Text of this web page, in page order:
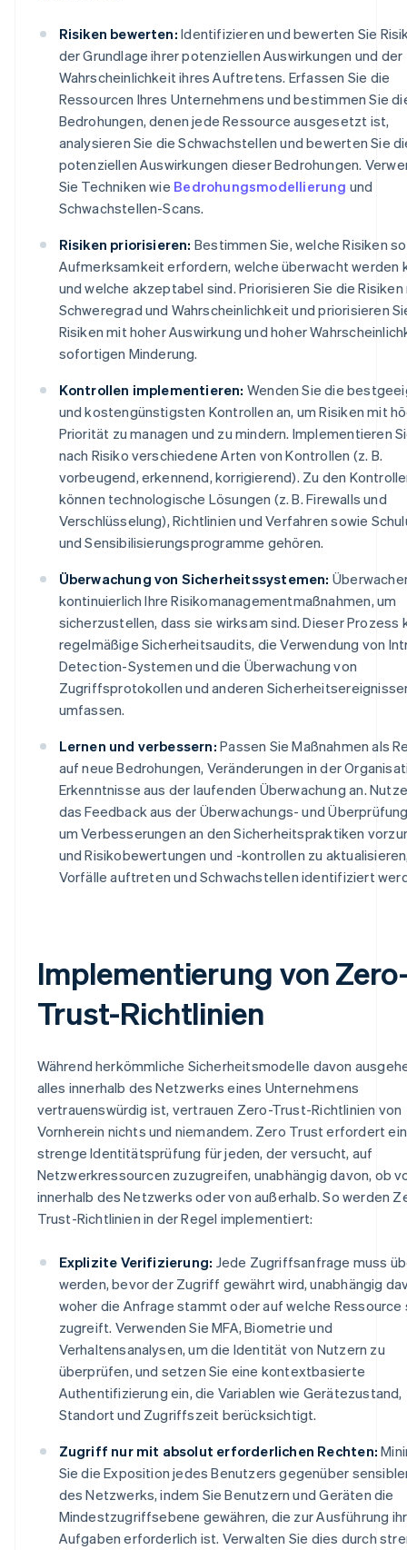
Risiken bewerten: Identifizieren und bewerten Sie
der Grundlage ihrer potenziellen Auswirkungen und der
Wahrscheinlichkeit ihres Auftretens. Erfassen Sie die
Ressourcen Ihres Unternehmens und bestimmen Sie
Bedrohungen, denen jede Ressource ausgesetzt ist,
analysieren Sie die Schwachstellen und bewerten Sie
potenziellen Auswirkungen dieser Bedrohungen.
Sie Techniken wie Bedrohungsmodellierung und
Schwachstellen-Scans.
Risiken priorisieren: Bestimmen Sie, welche Risiken
Aufmerksamkeit erfordern, welche überwacht werden
und welche akzeptabel sind. Priorisieren Sie die Risiken
Schweregrad und Wahrscheinlichkeit und priorisieren
Risiken mit hoher Auswirkung und hoher
sofortigen Minderung.
Kontrollen implementieren: Wenden Sie die
und kostengünstigsten Kontrollen an, um Risiken mit
Priorität zu managen und zu mindern. Implementieren
nach Risiko verschiedene Arten von Kontrollen (z. B.
vorbeugend, erkennend, korrigierend). Zu den
können technologische Lösungen (z. B. Firewalls und
Verschlüsselung), Richtlinien und Verfahren sowie
und Sensibilisierungsprogramme gehören.
Überwachung von Sicherheitssystemen:
kontinuierlich Ihre Risikomanagementmaßnahmen, um
sicherzustellen, dass sie wirksam sind. Dieser Prozess
regelmäßige Sicherheitsaudits, die Verwendung von
Detection-Systemen und die Überwachung von
Zugriffsprotokollen und anderen
umfassen.
Lernen und verbessern: Passen Sie Maßnahmen als
auf neue Bedrohungen, Veränderungen in der
Erkenntnisse aus der laufenden Überwachung an.
das Feedback aus der Überwachungs- und
um Verbesserungen an den Sicherheitspraktiken
und Risikobewertungen und -kontrollen zu
Vorfälle auftreten und Schwachstellen identifiziert
Implementierung von
Trust-Richtlinien
Während herkömmliche Sicherheitsmodelle davon
alles innerhalb des Netzwerks eines Unternehmens
vertrauenswürdig ist, vertrauen Zero-Trust-Richtlinien von
Vornherein nichts und niemandem. Zero Trust erfordert
strenge Identitätsprüfung für jeden, der versucht, auf
Netzwerkressourcen zuzugreifen, unabhängig davon, ob
innerhalb des Netzwerks oder von außerhalb. So werden
Trust-Richtlinien in der Regel implementiert:
Explizite Verifizierung: Jede Zugriffsanfrage muss
werden, bevor der Zugriff gewährt wird, unabhängig
woher die Anfrage stammt oder auf welche Ressource
zugreift. Verwenden Sie MFA, Biometrie und
Verhaltensanalysen, um die Identität von Nutzern zu
überprüfen, und setzen Sie eine kontextbasierte
Authentifizierung ein, die Variablen wie Gerätezustand,
Standort und Zugriffszeit berücksichtigt.
Zugriff nur mit absolut erforderlichen Rechten:
Sie die Exposition jedes Benutzers gegenüber
des Netzwerks, indem Sie Benutzern und Geräten die
Mindestzugriffsebene gewähren, die zur Ausführung
Aufgaben erforderlich ist. Verwalten Sie dies durch